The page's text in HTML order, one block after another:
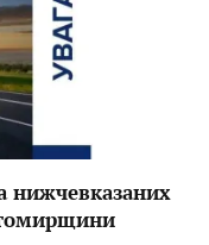
нижчевказаних